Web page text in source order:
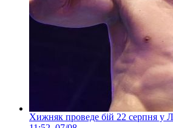
Хижняк проведе бій 22 серпня у